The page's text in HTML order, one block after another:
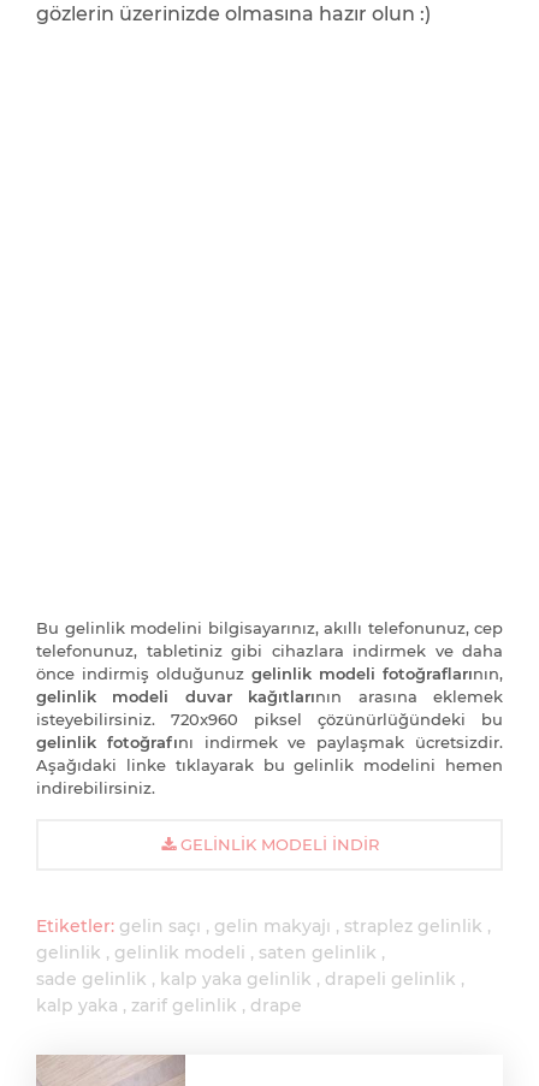
gözlerin üzerinizde olmasına hazır olun :)
Bu gelinlik modelini bilgisayarınız, akıllı telefonunuz, cep
telefonunuz, tabletiniz gibi cihazlara indirmek ve daha
önce indirmiş olduğunuz gelinlik modeli fotoğraflarının,
gelinlik modeli duvar kağıtlarının arasına eklemek
isteyebilirsiniz. 720x960 piksel çözünürlüğündeki bu
gelinlik fotoğrafını indirmek ve paylaşmak ücretsizdir.
Aşağıdaki linke tıklayarak bu gelinlik modelini hemen
indirebilirsiniz.
GELINLIK MODELI İNDIR
Etiketler: gelin saçı gelin makyajı
straplez gelinlik
gelinlik
gelinlik modeli
saten gelinlik
sade gelinlik
kalp yaka gelinlik
drapeli gelinlik
kalp yaka
zarif gelinlik drape